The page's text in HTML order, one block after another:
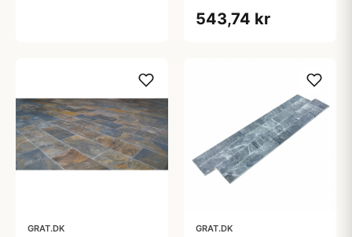
543,74 kr
GRAT.DK GRAT.DK